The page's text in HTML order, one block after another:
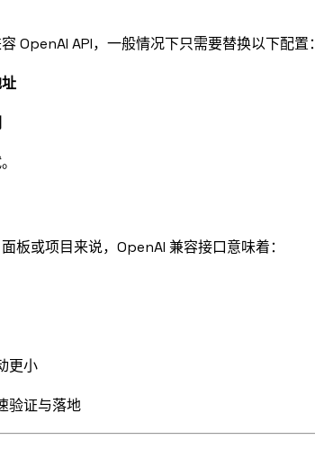
OpenAI API，一般情况下只需要替换以下配置：
板或项目来说，OpenAI 兼容接口意味着：
更小
验证与落地